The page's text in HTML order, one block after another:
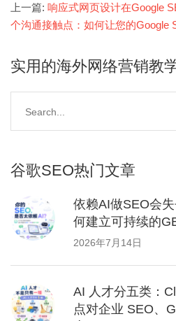
上一篇: 响应式网页设计在Google
个沟通接触点：如何让您的Google
实用的海外网络营销教
谷歌SEO热门文章
依赖AI做SEO会
何建立可持续的
2026年7月14日
AI 人才分五类：
点对企业 SEO、